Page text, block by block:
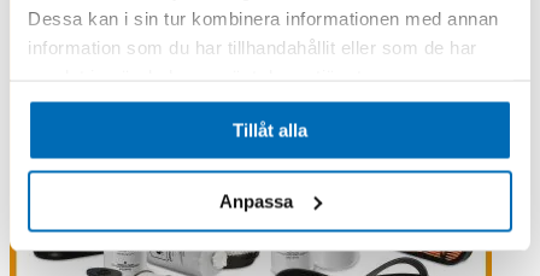
Dessa kan i sin tur kombinera informationen med annan
information som du har tillhandahållit eller som de har
Tillåt alla
Anpassa